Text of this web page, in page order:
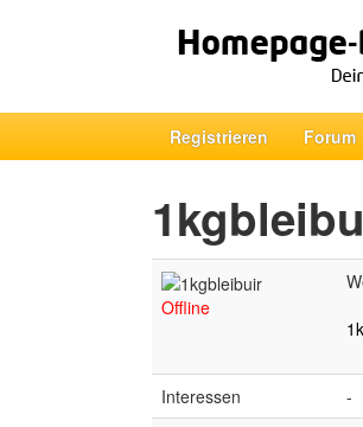
Registrieren Forum
Offline
Interessen
-